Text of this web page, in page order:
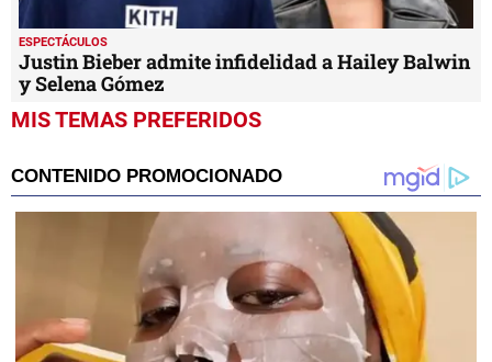
ESPECTÁCULOS
Justin Bieber admite infidelidad a Hailey Balwin
y Selena Gómez
MIS TEMAS PREFERIDOS